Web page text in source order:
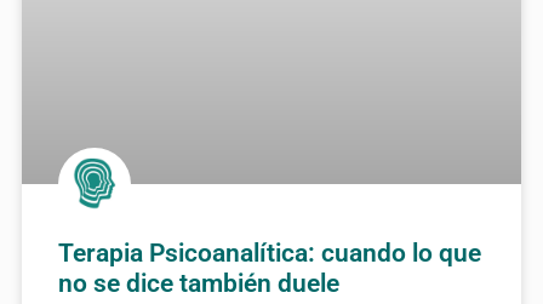
Terapia Psicoanalítica: cuando lo que
no se dice también duele